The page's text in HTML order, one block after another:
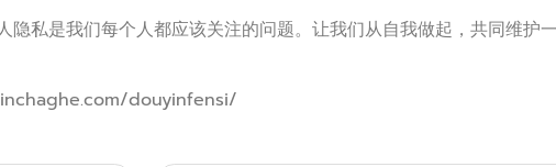
隐私是我们每个人都应该关注的问题。让我们从自我做起，共同维护
douyinfensi/